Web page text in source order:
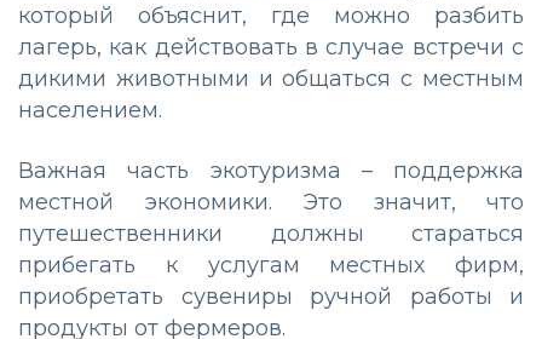
который объяснит, где можно разбить
лагерь, как действовать в случае встречи с
дикими животными и общаться с местным
населением.
Важная часть экотуризма – поддержка
местной экономики. Это значит, что
путешественники должны стараться
прибегать к услугам местных фирм,
приобретать сувениры ручной работы и
продукты от фермеров.